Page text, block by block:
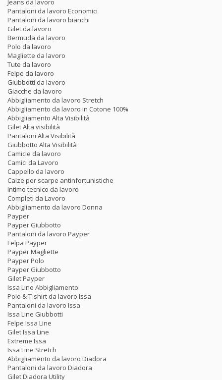
Jeans da lavoro
Pantaloni da lavoro Economici
Pantaloni da lavoro bianchi
Gilet da lavoro
Bermuda da lavoro
Polo da lavoro
Magliette da lavoro
Tute da lavoro
Felpe da lavoro
Giubbotti da lavoro
Giacche da lavoro
Abbigliamento da lavoro Stretch
Abbigliamento da lavoro in Cotone 100%
Abbigliamento Alta Visibilità
Gilet Alta visibilità
Pantaloni Alta Visibilità
Giubbotto Alta Visibilità
Camicie da lavoro
Camici da Lavoro
Cappello da lavoro
Calze per scarpe antinfortunistiche
Intimo tecnico da lavoro
Completi da Lavoro
Abbigliamento da lavoro Donna
Payper
Payper Giubbotto
Pantaloni da lavoro Payper
Felpa Payper
Payper Magliette
Payper Polo
Payper Giubbotto
Gilet Payper
Issa Line Abbigliamento
Polo & T-shirt da lavoro Issa
Pantaloni da lavoro Issa
Issa Line Giubbotti
Felpe Issa Line
Gilet Issa Line
Extreme Issa
Issa Line Stretch
Abbigliamento da lavoro Diadora
Pantaloni da lavoro Diadora
Gilet Diadora Utility